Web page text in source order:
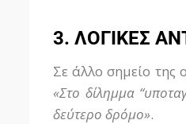
3. ΛΟΓΙΚΕΣ
Σε άλλο σημείο της
«Στο δίλημμα
δεύτερο δρόμο».